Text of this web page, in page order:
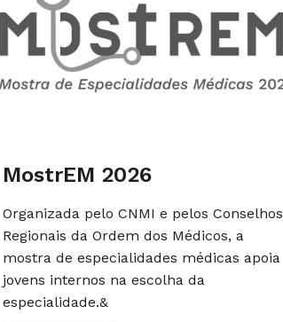
MostrEM 2026
Organizada pelo CNMI e pelos Conselhos
Regionais da Ordem dos Médicos, a
mostra de especialidades médicas apoia
jovens internos na escolha da
especialidade.&